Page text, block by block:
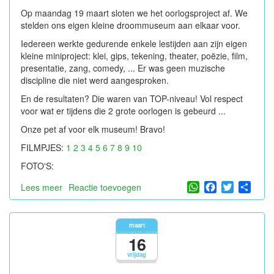
Op maandag 19 maart sloten we het oorlogsproject af. We
stelden ons eigen kleine droommuseum aan elkaar voor.
Iedereen werkte gedurende enkele lestijden aan zijn eigen
kleine miniproject: klei, gips, tekening, theater, poëzie, film,
presentatie, zang, comedy, ... Er was geen muzische
discipline die niet werd aangesproken.
En de resultaten? Die waren van TOP-niveau! Vol respect
voor wat er tijdens die 2 grote oorlogen is gebeurd ...
Onze pet af voor elk museum! Bravo!
FILMPJES: 1 2 3 4 5 6 7 8 9 10
FOTO'S:
Lees meer over
Presentatiemoment
droommuseum
Reactie toevoegen WhatsApp
Facebook
Twitter
vrijdag
maart
16